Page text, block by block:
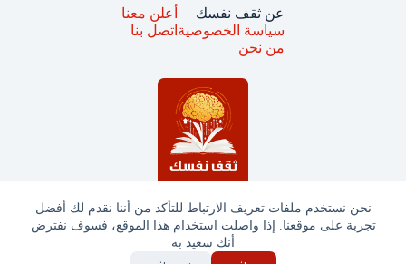
نحن نستخدم ملفات تعريف الارتباط للتأكد من أننا نقدم لك أفضل
تجربة على موقعنا. إذا واصلت استخدام هذا الموقع، فسوف نفترض
أنك سعيد به
جميع الحقوق محفوظة © ثقف نفسك 2025
عن ثقف نفسك
سياسة الخصوصية
من نحن
أعلن معنا
اتصل بنا